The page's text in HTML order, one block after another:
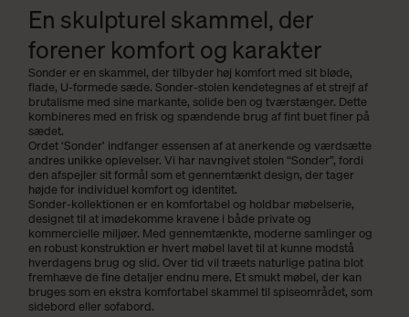
En skulpturel skammel, der
forener komfort og karakter
Sonder er en skammel, der tilbyder høj komfort med sit bløde,
flade, U-formede sæde. Sonder-stolen kendetegnes af et strejf af
brutalisme med sine markante, solide ben og tværstænger. Dette
kombineres med en frisk og spændende brug af fint buet finer på
sædet.
Ordet ‘Sonder’ indfanger essensen af at anerkende og værdsætte
andres unikke oplevelser. Vi har navngivet stolen “Sonder”, fordi
den afspejler sit formål som et gennemtænkt design, der tager
højde for individuel komfort og identitet.
Sonder-kollektionen er en komfortabel og holdbar møbelserie,
designet til at imødekomme kravene i både private og
kommercielle miljøer. Med gennemtænkte, moderne samlinger og
en robust konstruktion er hvert møbel lavet til at kunne modstå
hverdagens brug og slid. Over tid vil træets naturlige patina blot
fremhæve de fine detaljer endnu mere. Et smukt møbel, der kan
bruges som en ekstra komfortabel skammel til spiseområdet, som
sidebord eller sofabord.